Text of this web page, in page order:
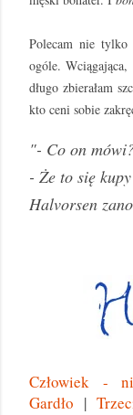
Polecam nie
ogóle.
długo zbierałam
kto ceni sobie
"- Co on
- Że to się
Halvorsen
Człowiek -
Gardło |